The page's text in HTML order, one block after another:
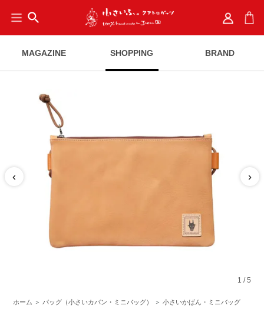
search
MAGAZINE SHOPPING BRAND
‹ ›
1 /5
ホーム ＞ バッグ（小さいカバン・ミニバッグ） ＞小さいかばん・ミニバッグ